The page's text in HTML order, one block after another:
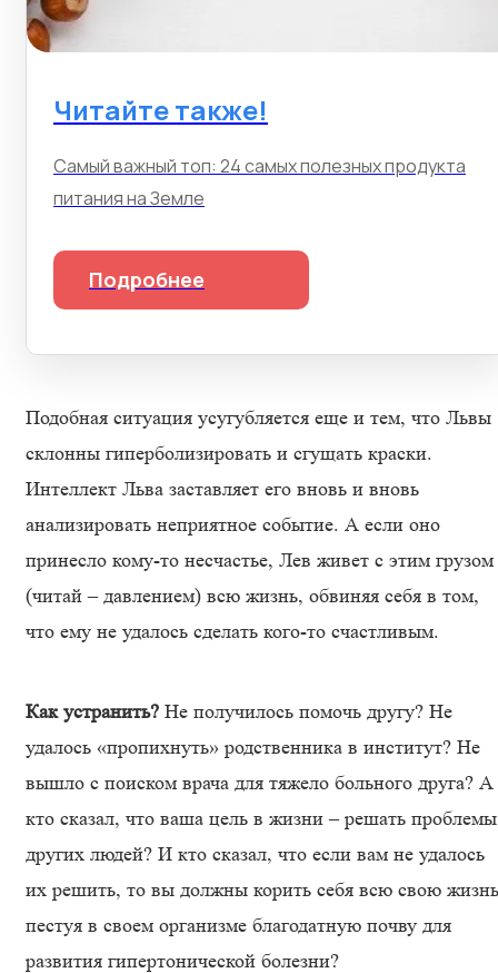
Читайте также!
Самый важный топ: 24 самых полезных продукта
питания на Земле
Подробнее
Подобная ситуация усугубляется еще и тем, что Львы
склонны гиперболизировать и сгущать краски.
Интеллект Льва заставляет его вновь и вновь
анализировать неприятное событие. А если оно
принесло кому-то несчастье, Лев живет с этим грузом
(читай – давлением) всю жизнь, обвиняя себя в том,
что ему не удалось сделать кого-то счастливым.
Как устранить? Не получилось помочь другу? Не
удалось «пропихнуть» родственника в институт? Не
вышло с поиском врача для тяжело больного друга? А
кто сказал, что ваша цель в жизни – решать проблемы
других людей? И кто сказал, что если вам не удалось
их решить, то вы должны корить себя всю свою
пестуя в своем организме благодатную почву для
развития гипертонической болезни?